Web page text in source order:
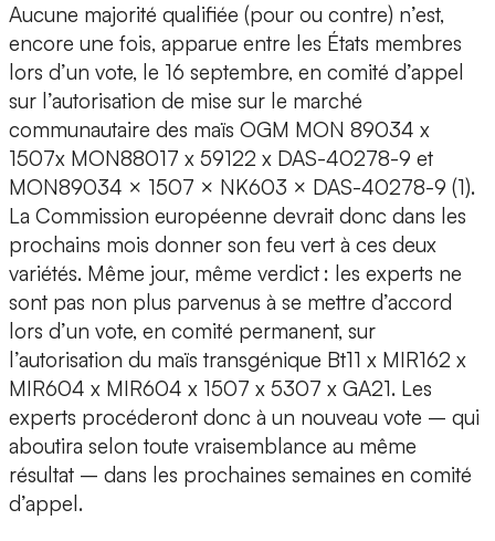
Aucune majorité qualifiée (pour ou contre) n’est,
encore une fois, apparue entre les États membres
lors d’un vote, le 16 septembre, en comité d’appel
sur l’autorisation de mise sur le marché
communautaire des maïs OGM MON 89034 x
1507x MON88017 x 59122 x DAS-40278-9 et
MON89034 × 1507 × NK603 × DAS-40278-9 (1).
La Commission européenne devrait donc dans les
prochains mois donner son feu vert à ces deux
variétés. Même jour, même verdict : les experts ne
sont pas non plus parvenus à se mettre d’accord
lors d’un vote, en comité permanent, sur
l’autorisation du maïs transgénique Bt11 x MIR162 x
MIR604 x MIR604 x 1507 x 5307 x GA21. Les
experts procéderont donc à un nouveau vote – qui
aboutira selon toute vraisemblance au même
résultat – dans les prochaines semaines en comité
d’appel.